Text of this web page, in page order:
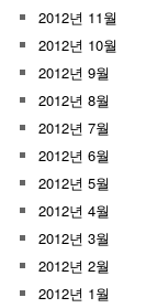
2012년 11월
2012년 10월
2012년 9월
2012년 8월
2012년 7월
2012년 6월
2012년 5월
2012년 4월
2012년 3월
2012년 2월
2012년 1월